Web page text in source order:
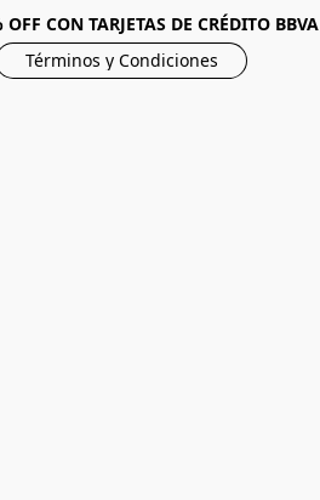
CON TARJETAS DE CRÉDITO BBVA
Términos y Condiciones